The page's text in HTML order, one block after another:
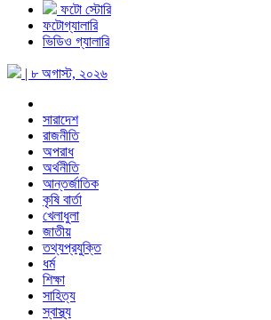
ফটো স্টোরি
ফটোগ্যালারি
ভিডিও গ্যালারি
| ৮ অগাস্ট, ২০২৬
সারাদেশ
রাজনীতি
অপরাধ
অর্থনীতি
আন্তর্জাতিক
কৃষি বার্তা
খেলাধুলা
জাতীয়
তথ্যপ্রযুক্তি
ধর্ম
শিক্ষা
সাহিত্য
স্বাস্থ্য